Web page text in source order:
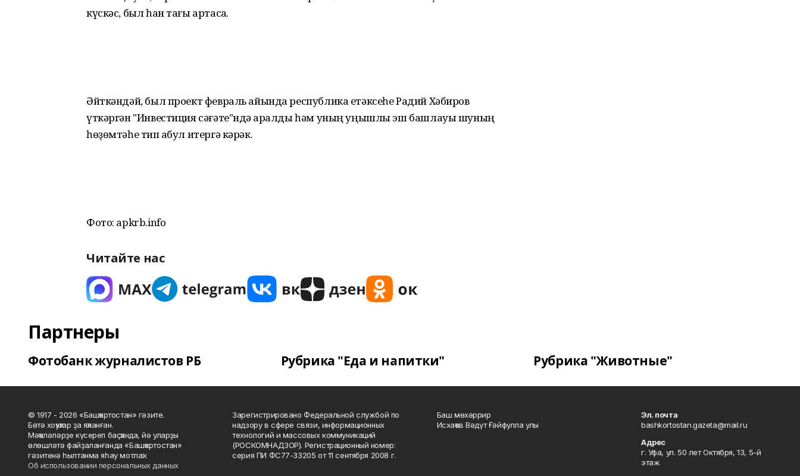
күскәс, был һан тағы артасаҡ.
Әйткәндәй, был проект февраль айында республика етәксеһе Радий Хәбиров
үткәргән "Инвестиция сәғәте"ндә ҡаралды һәм уның уңышлы эш башлауы шуның
һөҙөмтәһе тип ҡабул итергә кәрәк.
Фото: apkrb.info
Читайте нас
Партнеры
Фотобанк журналистов РБ Рубрика "Еда и напитки" Рубрика "Животные"
© 1917 - 2026 «Башҡортостан» гәзите.
Бөтә хоҡуҡтар ҙа яҡланған.
Мәҡәләләрҙе күсереп баҫҡанда, йә уларҙы
өлөшләтә файҙаланғанда «Башҡортостан»
гәзитенә һылтанма яһау мотлаҡ.
Об использовании персональных данных
Зарегистрировано Федеральной службой по
надзору в сфере связи, информационных
технологий и массовых коммуникаций
(РОСКОМНАДЗОР). Регистрационный номер:
серия ПИ ФС77-33205 от 11 сентября 2008 г.
Баш мөхәррир
Исхаҡов Вәдүт Ғәйфулла улы
Эл. почта
bashkortostan.gazeta@mail.ru
Адрес
г. Уфа, ул. 50 лет Октября, 13, 5-й
этаж